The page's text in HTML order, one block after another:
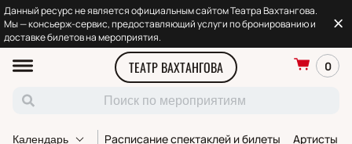
Данный ресурс не является официальным сайтом Театра Вахтангова.
Мы — консьерж-сервис, предоставляющий услуги по бронированию и
доставке билетов на мероприятия.
ТЕАТР ВАХТАНГОВА 0
Календарь Расписание спектаклей и билеты Артисты